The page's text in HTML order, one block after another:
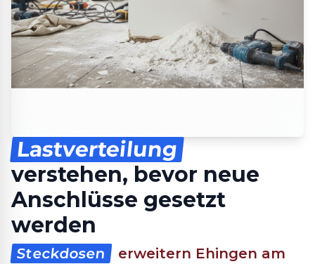
Lastverteilung
verstehen, bevor neue
Anschlüsse gesetzt
werden
Steckdosen
erweitern Ehingen am